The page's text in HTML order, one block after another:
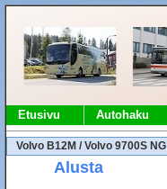
Etusivu Autohaku
Volvo B12M / Volvo 9700S NG
Alusta